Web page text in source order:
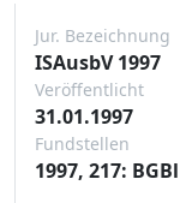
Jur. Bezeichnung
ISAusbV 1997
Veröffentlicht
31.01.1997
Fundstellen
1997, 217: